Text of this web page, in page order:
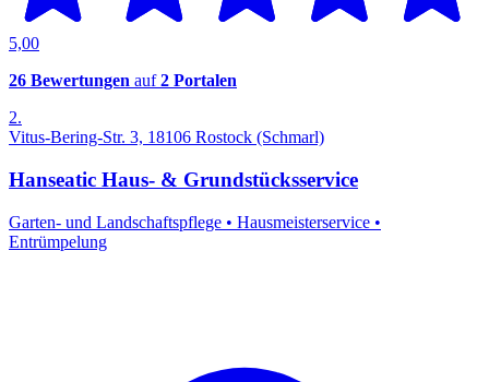
5,00
26 Bewertungen auf2 Portalen
2.
Vitus-Bering-Str. 3, 18106 Rostock (Schmarl)
Hanseatic Haus- & Grundstücksservice
Garten- und Landschaftspflege • Hausmeisterservice •
Entrümpelung